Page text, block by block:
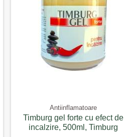
Antiinflamatoare
Timburg gel forte cu efect de
incalzire, 500ml, Timburg